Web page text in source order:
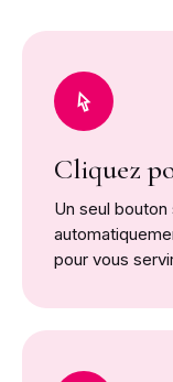
Cliquez
Un seul
pour vous